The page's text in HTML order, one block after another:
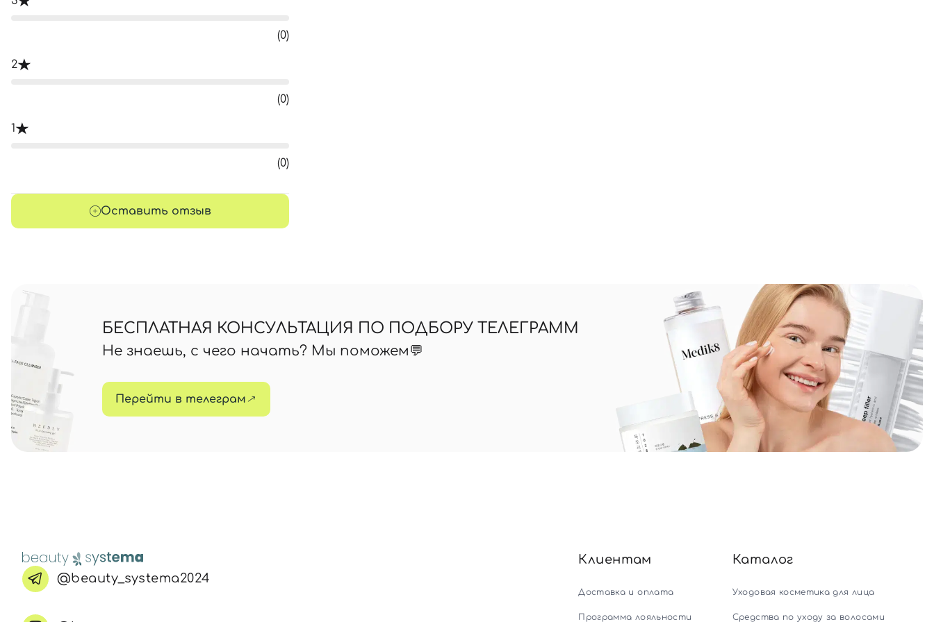
(0)
2
(0)
1
(0)
Оставить отзыв
БЕСПЛАТНАЯ КОНСУЛЬТАЦИЯ ПО ПОДБОРУ ТЕЛЕГРАММ
Не знаешь, с чего начать? Мы поможем💬
Перейти в телеграм
@beauty_systema2024
Клиентам
Доставка и оплата
Программа лояльности
Каталог
Уходовая косметика для лица
Средства по уходу за волосами